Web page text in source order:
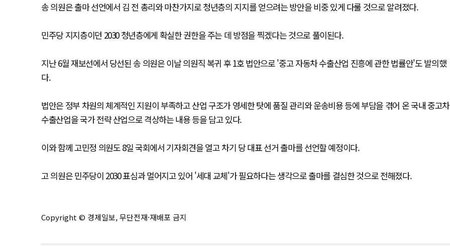
송 의원은 출마 선언에서 김 전 총리와 마찬가지로 청년층의 지지를 얻으려는 방안을 비중 있게 다룰 것으로 알려졌다.
민주당 지지층이던 2030 청년층에게 확실한 권한을 주는 데 방점을 찍겠다는 것으로 풀이된다.
지난 6월 재보선에서 당선된 송 의원은 이날 의원직 복귀 후 1호 법안으로 '중고 자동차 수출산업 진흥에 관한 법률안'도 발의했
다.
법안은 정부 차원의 체계적인 지원이 부족하고 산업 구조가 영세한 탓에 품질 관리와 운송비용 등에 부담을 겪어 온 국내 중고차
수출산업을 국가 전략 산업으로 격상하는 내용 등을 담고 있다.
이와 함께 고민정 의원도 8일 국회에서 기자회견을 열고 차기 당 대표 선거 출마를 선언할 예정이다.
고 의원은 민주당이 2030 표심과 멀어지고 있어 '세대 교체'가 필요하다는 생각으로 출마를 결심한 것으로 전해졌다.
Copyright © 경제일보, 무단전재·재배포 금지